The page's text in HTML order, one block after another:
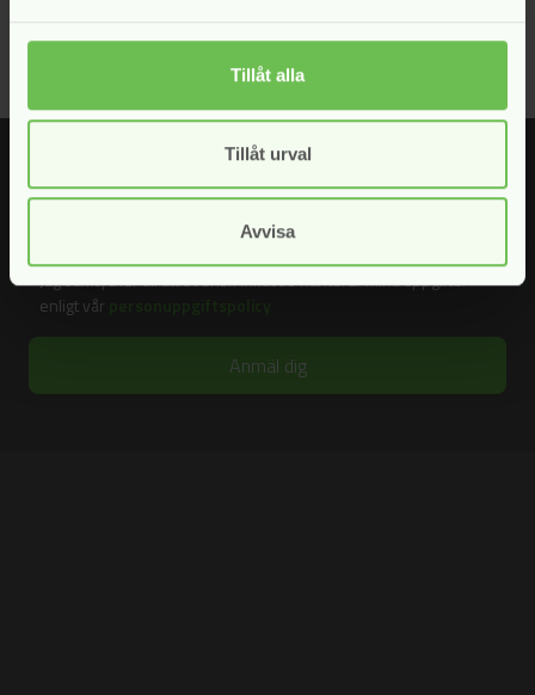
Tillåt alla
Tillåt urval
Avvisa
Fyll i din e-postadress för att prenumerera på våra nyhetsbrev.
Jag samtycker till att Svensk Inkasso hanterar mina uppgifter
enligt vår